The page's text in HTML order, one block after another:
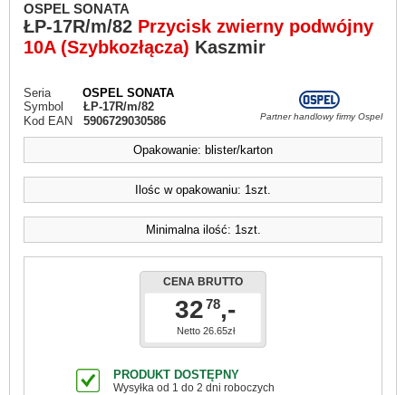
OSPEL SONATA
ŁP-17R/m/82 Przycisk zwierny podwójny
10A (Szybkozłącza) Kaszmir
Seria
OSPEL SONATA
Symbol
ŁP-17R/m/82
Kod EAN
5906729030586 Partner handlowy firmy Ospel
Opakowanie: blister/karton
Ilośc w opakowaniu: 1szt.
Minimalna ilość: 1szt.
CENA BRUTTO
3278,-
Netto 26.65zł
PRODUKT DOSTĘPNY
Wysyłka od 1 do 2 dni roboczych